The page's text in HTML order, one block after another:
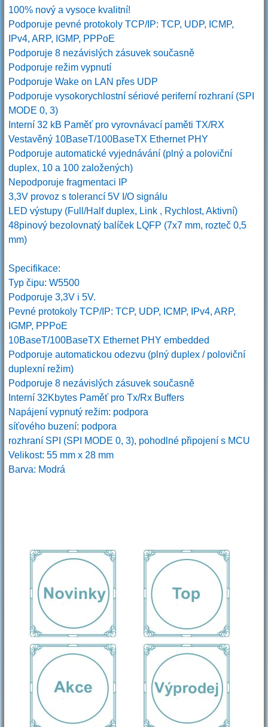
100% nový a vysoce kvalitní!
Podporuje pevné protokoly TCP/IP: TCP, UDP, ICMP,
IPv4, ARP, IGMP, PPPoE
Podporuje 8 nezávislých zásuvek současně
Podporuje režim vypnutí
Podporuje Wake on LAN přes UDP
Podporuje vysokorychlostní sériové periferní rozhraní (SPI
MODE 0, 3)
Interní 32 kB Paměť pro vyrovnávací paměti TX/RX
Vestavěný 10BaseT/100BaseTX Ethernet PHY
Podporuje automatické vyjednávání (plný a poloviční
duplex, 10 a 100 založených)
Nepodporuje fragmentaci IP
3,3V provoz s tolerancí 5V I/O signálu
LED výstupy (Full/Half duplex, Link , Rychlost, Aktivní)
48pinový bezolovnatý balíček LQFP (7x7 mm, rozteč 0,5
mm)
Specifikace:
Typ čipu: W5500
Podporuje 3,3V i 5V.
Pevné protokoly TCP/IP: TCP, UDP, ICMP, IPv4, ARP,
IGMP, PPPoE
10BaseT/100BaseTX Ethernet PHY embedded
Podporuje automatickou odezvu (plný duplex / poloviční
duplexní režim)
Podporuje 8 nezávislých zásuvek současně
Interní 32Kbytes Paměť pro Tx/Rx Buffers
Napájení vypnutý režim: podpora
síťového buzení: podpora
rozhraní SPI (SPI MODE 0, 3), pohodlné připojení s MCU
Velikost: 55 mm x 28 mm
Barva: Modrá